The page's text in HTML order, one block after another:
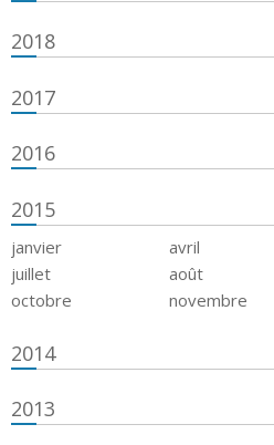
2018
2017
2016
2015
janvier avril
juillet
août
octobre
novembre
2014
2013